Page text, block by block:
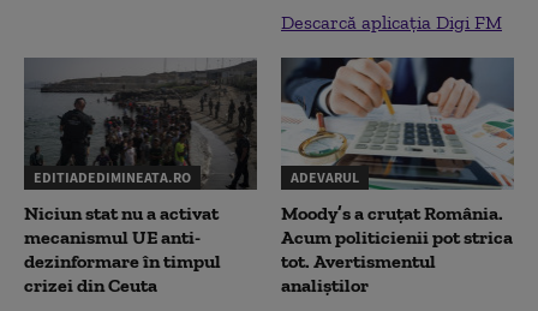
Descarcă aplicația Digi FM
EDITIADEDIMINEATA.RO
Niciun stat nu a activat
mecanismul UE anti-
dezinformare în timpul
crizei din Ceuta
ADEVARUL
Moody’s a cruțat România.
Acum politicienii pot strica
tot. Avertismentul
analiștilor